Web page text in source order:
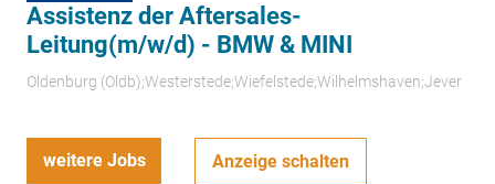
Assistenz der Aftersales-
Leitung(m/w/d) - BMW & MINI
Oldenburg (Oldb);Westerstede;Wiefelstede;Wilhelmshaven;Jever
weitere Jobs Anzeige schalten